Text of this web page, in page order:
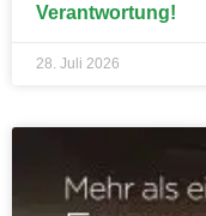
Verantwortung!
28. Juli 2026